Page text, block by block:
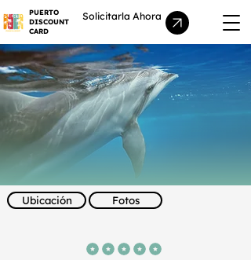
PUERTO
DISCOUNT
CARD
Solicitarla Ahora
Ubicación Fotos
la calificación promedio es 5 de 5